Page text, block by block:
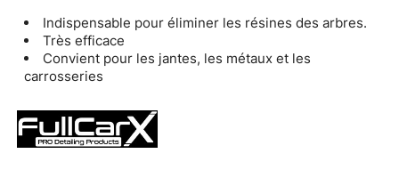
Indispensable pour éliminer les résines des arbres.
Très efficace
Convient pour les jantes, les métaux et les
carrosseries